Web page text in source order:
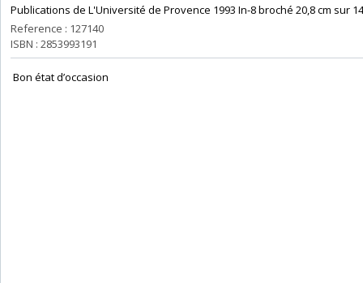
‎Publications de L'Université de Provence 1993 In-8 broché 20,8 cm sur
Reference : 127140
ISBN : 2853993191
‎ Bon état d’occasion ‎